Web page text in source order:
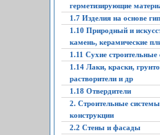
герметизирующие
1.7 Изделия на основе
1.10 Природный и
камень, керамические
1.11 Сухие строительные
1.14 Лаки, краски,
растворители и др
1.18 Отвердители
2. Строительные
конструкции
2.2 Стены и фасады